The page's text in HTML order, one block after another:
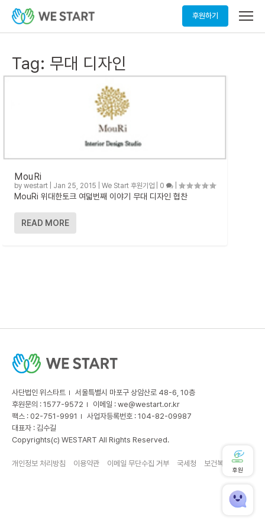
후원하기
메
열
Tag: 무대 디자인
MouRi
by westart Jan 25, 2015 We Start 후원기업 0
MouRi 위대한토크 여덟번째 이야기 무대 디자인 협찬
READ MORE
사단법인 위스타트
서울특별시 마포구 상암산로 48-6, 10층
후원문의 : 1577-9572
이메일 : we@westart.or.kr
팩스 : 02-751-9991
사업자등록번호 : 104-82-09987
대표자 : 김수길
Copyrights(c) WESTART All Rights Reserved.
개인정보 처리방침 이용약관 이메일 무단수집 거부 국세청 보건복지부
후원